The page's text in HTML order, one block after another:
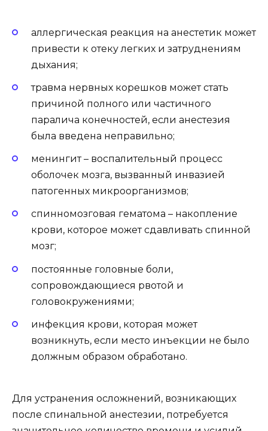
аллергическая реакция на анестетик может
привести к отеку легких и затруднениям
дыхания;
травма нервных корешков может стать
причиной полного или частичного
паралича конечностей, если анестезия
была введена неправильно;
менингит – воспалительный процесс
оболочек мозга, вызванный инвазией
патогенных микроорганизмов;
спинномозговая гематома – накопление
крови, которое может сдавливать спинной
мозг;
постоянные головные боли,
сопровождающиеся рвотой и
головокружениями;
инфекция крови, которая может
возникнуть, если место инъекции не было
должным образом обработано.
Для устранения осложнений, возникающих
после спинальной анестезии, потребуется